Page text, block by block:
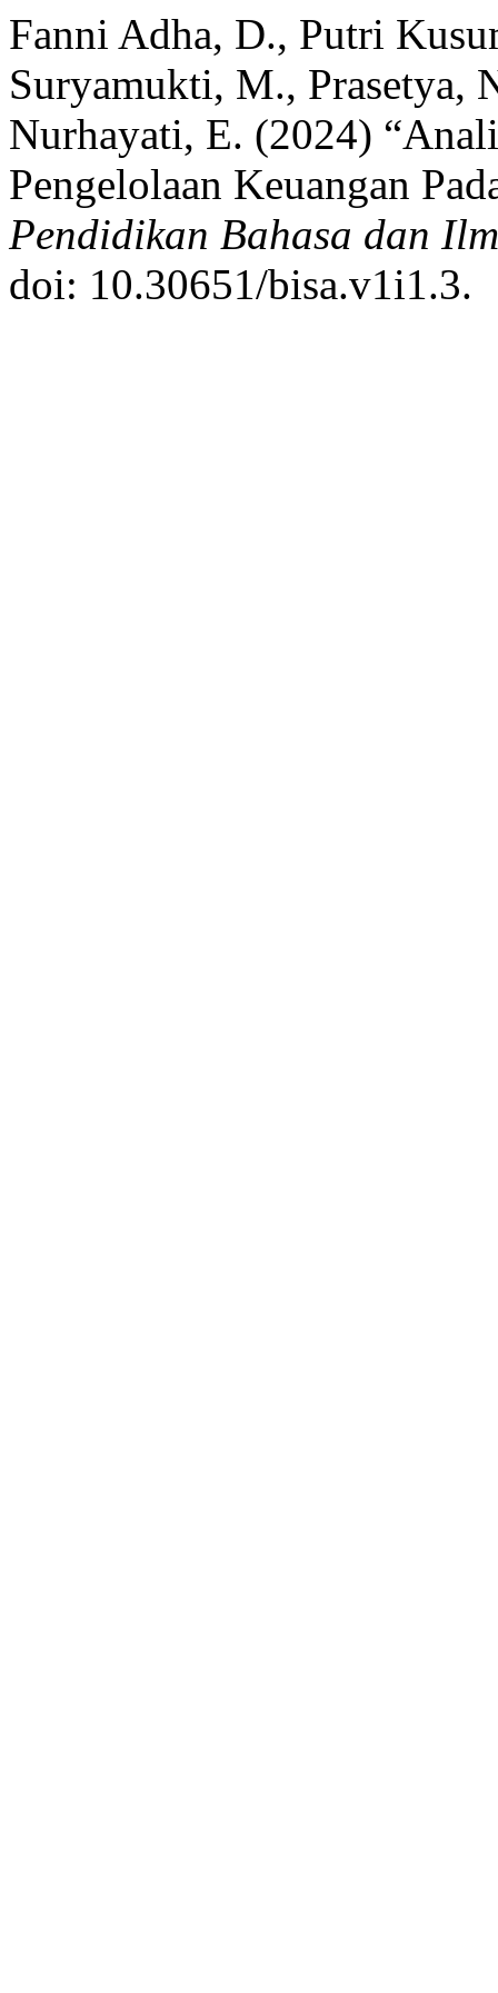
Fanni Adha, D., Putri
Suryamukti, M., Prasetya,
Nurhayati, E. (2024)
Pengelolaan Keuangan
Pendidikan Bahasa dan
doi: 10.30651/bisa.v1i1.3.